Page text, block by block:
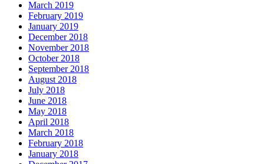
March 2019
February 2019
January 2019
December 2018
November 2018
October 2018
September 2018
August 2018
July 2018
June 2018
May 2018
April 2018
March 2018
February 2018
January 2018